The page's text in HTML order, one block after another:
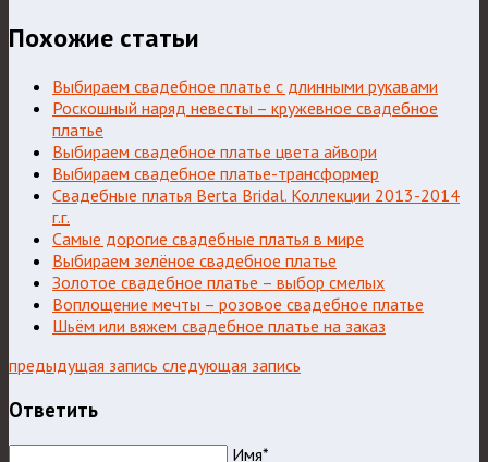
Похожие статьи
Выбираем свадебное платье с длинными рукавами
Роскошный наряд невесты – кружевное свадебное
платье
Выбираем свадебное платье цвета айвори
Выбираем свадебное платье-трансформер
Свадебные платья Berta Bridal. Коллекции 2013-2014
г.г.
Самые дорогие свадебные платья в мире
Выбираем зелёное свадебное платье
Золотое свадебное платье – выбор смелых
Воплощение мечты – розовое свадебное платье
Шьём или вяжем свадебное платье на заказ
предыдущая запись следующая запись
Ответить
Имя*